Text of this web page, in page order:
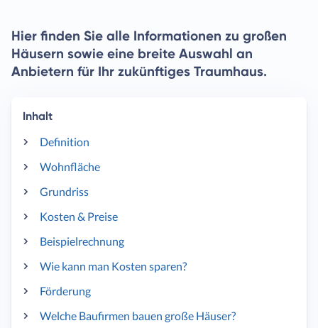
Hier finden Sie alle Informationen zu großen
Häusern sowie eine breite Auswahl an
Anbietern für Ihr zukünftiges Traumhaus.
Inhalt
Definition
Wohnfläche
Grundriss
Kosten & Preise
Beispielrechnung
Wie kann man Kosten sparen?
Förderung
Welche Baufirmen bauen große Häuser?